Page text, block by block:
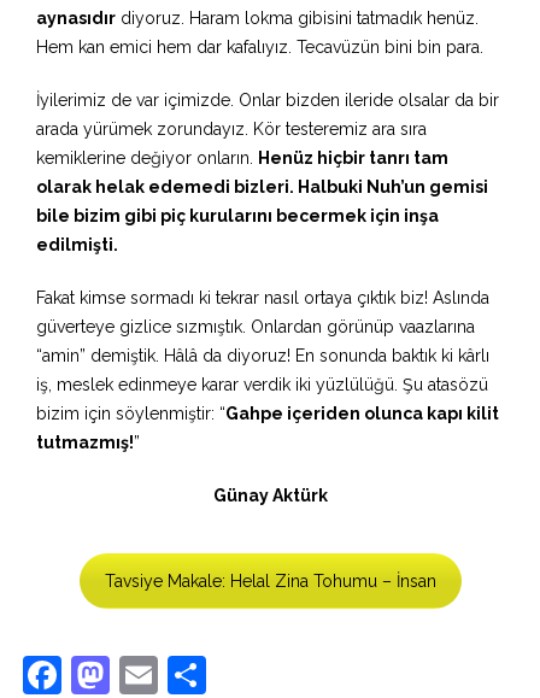
aynasıdır diyoruz. Haram lokma gibisini tatmadık henüz.
Hem kan emici hem dar kafalıyız. Tecavüzün bini bin para.
İyilerimiz de var içimizde. Onlar bizden ileride olsalar da bir
arada yürümek zorundayız. Kör testeremiz ara sıra
kemiklerine değiyor onların.
Henüz hiçbir tanrı tam
olarak helak edemedi bizleri. Halbuki Nuh’un gemisi
bile bizim gibi piç kurularını becermek için inşa
edilmişti.
Fakat kimse sormadı ki tekrar nasıl ortaya çıktık biz! Aslında
güverteye gizlice sızmıştık. Onlardan görünüp vaazlarına
“amin” demiştik. Hâlâ da diyoruz! En sonunda baktık ki kârlı
iş, meslek edinmeye karar verdik iki yüzlülüğü. Şu atasözü
bizim için söylenmiştir: “Gahpe içeriden olunca kapı kilit
tutmazmış!”
Günay Aktürk
Tavsiye Makale: Helal Zina Tohumu – İnsan
Facebook
Mastodon
Email